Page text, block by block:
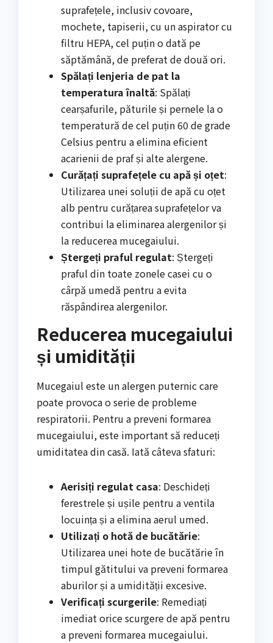
suprafețele, inclusiv covoare,
mochete, tapiserii, cu un aspirator cu
filtru HEPA, cel puțin o dată pe
săptămână, de preferat de două ori.
Spălați lenjeria de pat la
temperatura înaltă: Spălați
cearșafurile, păturile și pernele la o
temperatură de cel puțin 60 de grade
Celsius pentru a elimina eficient
acarienii de praf și alte alergene.
Curățați suprafețele cu apă și oțet:
Utilizarea unei soluții de apă cu oțet
alb pentru curățarea suprafețelor va
contribui la eliminarea alergenilor și
la reducerea mucegaiului.
Ștergeți praful regulat: Ștergeți
praful din toate zonele casei cu o
cârpă umedă pentru a evita
răspândirea alergenilor.
Reducerea mucegaiului
și umidității
Mucegaiul este un alergen puternic care
poate provoca o serie de probleme
respiratorii. Pentru a preveni formarea
mucegaiului, este important să reduceți
umiditatea din casă. Iată câteva sfaturi:
Aerisiți regulat casa: Deschideți
ferestrele și ușile pentru a ventila
locuința și a elimina aerul umed.
Utilizați o hotă de bucătărie:
Utilizarea unei hote de bucătărie în
timpul gătitului va preveni formarea
aburilor și a umidității excesive.
Verificați scurgerile: Remediați
imediat orice scurgere de apă pentru
a preveni formarea mucegaiului.